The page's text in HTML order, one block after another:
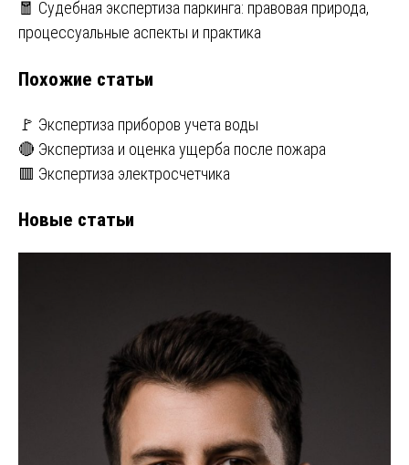
по
🧧 Судебная экспертиза паркинга: правовая природа,
процессуальные аспекты и практика
Похожие статьи
🚩 Экспертиза приборов учета воды
🔴 Экспертиза и оценка ущерба после пожара
🟥 Экспертиза электросчетчика
Новые статьи